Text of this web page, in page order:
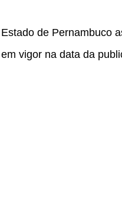
de Pernambuco
vigor na data da